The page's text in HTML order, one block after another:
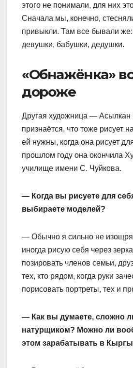
этого не понимали, для них
Сначала мы, конечно,
привыкли. Там все бывали же:
девушки, бабушки, дедушки.
«Обнажёнка»
дороже
Другая художница —
признаётся, что тоже рисует
ей нужны, когда она рисует
прошлом году она окончила
училище имени С. Чуйкова.
— Когда вы рисуете для
выбираете моделей?
— Обычно я сильно не
иногда рисую себя через
позировать членов семьи,
тех, кто рядом, когда руки
порисовать портреты, тех и
— Как вы думаете, сложно
натурщиком? Можно ли
этом зарабатывать в